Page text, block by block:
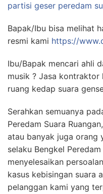
partisi geser peredam
Bapak/Ibu bisa melihat
resmi kami https://
Ibu/Bapak mencari ahli
musik ? Jasa kontraktor
ruang kedap suara
Serahkan semuanya
Peredam Suara
atau banyak juga orang
selaku Bengkel
menyelesaikan
kasus kebisingan suara
pelanggan kami yang